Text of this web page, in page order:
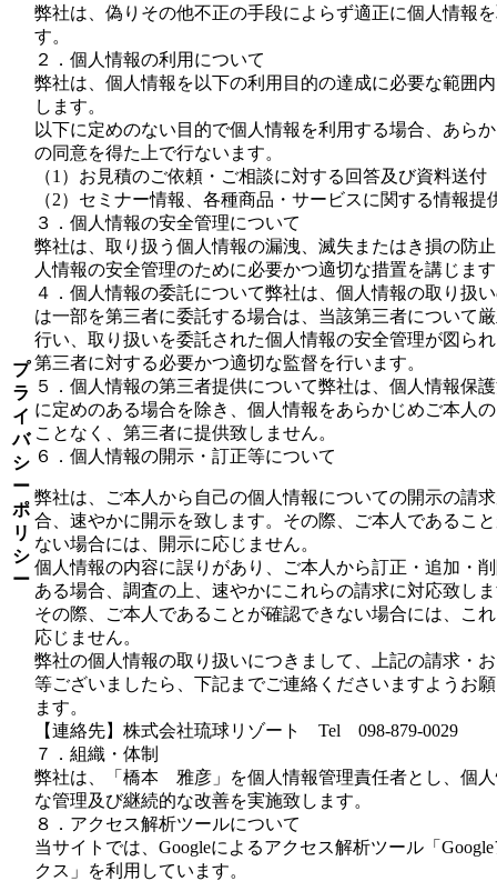
プ
ラ
イ
バ
シ
ー
ポ
リ
シ
ー
弊社は、偽りその他不正の手段によらず適正に個人情報
す。
２．個人情報の利用について
弊社は、個人情報を以下の利用目的の達成に必要な範囲
します。
以下に定めのない目的で個人情報を利用する場合、あら
の同意を得た上で行ないます。
（1）お見積のご依頼・ご相談に対する回答及び資料送付
（2）セミナー情報、各種商品・サービスに関する情報提
３．個人情報の安全管理について
弊社は、取り扱う個人情報の漏洩、滅失またはき損の防
人情報の安全管理のために必要かつ適切な措置を講じま
４．個人情報の委託について弊社は、個人情報の取り扱
は一部を第三者に委託する場合は、当該第三者について
行い、取り扱いを委託された個人情報の安全管理が図ら
第三者に対する必要かつ適切な監督を行います。
５．個人情報の第三者提供について弊社は、個人情報保
に定めのある場合を除き、個人情報をあらかじめご本人
ことなく、第三者に提供致しません。
６．個人情報の開示・訂正等について
弊社は、ご本人から自己の個人情報についての開示の請
合、速やかに開示を致します。その際、ご本人であるこ
ない場合には、開示に応じません。
個人情報の内容に誤りがあり、ご本人から訂正・追加・
ある場合、調査の上、速やかにこれらの請求に対応致し
その際、ご本人であることが確認できない場合には、こ
応じません。
弊社の個人情報の取り扱いにつきまして、上記の請求・
等ございましたら、下記までご連絡くださいますようお
ます。
【連絡先】株式会社琉球リゾート Tel 098-879-0029
７．組織・体制
弊社は、「橋本 雅彦」を個人情報管理責任者とし、個
な管理及び継続的な改善を実施致します。
８．アクセス解析ツールについて
当サイトでは、Googleによるアクセス解析ツール「
クス」を利用しています。